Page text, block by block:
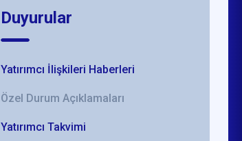
Duyurular
Yatırımcı İlişkileri Haberleri
Özel Durum Açıklamaları
Yatırımcı Takvimi